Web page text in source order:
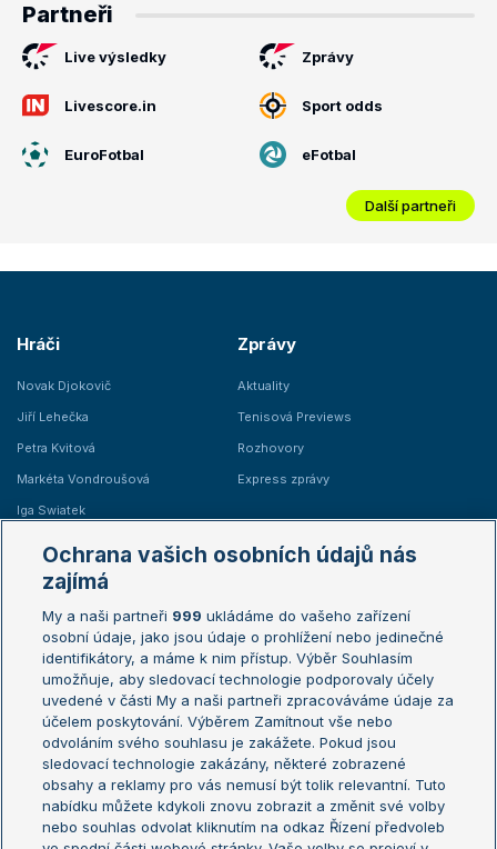
Partneři
Live výsledky Zprávy
Livescore.in Sport odds
EuroFotbal eFotbal
Další partneři
Hráči
Novak Djokovič
Jiří Lehečka
Petra Kvitová
Markéta Vondroušová
Iga Swiatek
Zprávy
Aktuality
Tenisová Previews
Rozhovory
Express zprávy
Žebříčky
Žebříček ATP (muži)
Žebříček WTA (ženy)
Sázkařský žebříček
Australian Open
French Open
Wimbledon
US Open
Turnaj mistrů
Turnaj mistryň
Aktualní trendy
Ochrana vašich osobních údajů nás
zajímá
My a naši partneři 999 ukládáme do vašeho zařízení
osobní údaje, jako jsou údaje o prohlížení nebo jedinečné
identifikátory, a máme k nim přístup. Výběr Souhlasím
umožňuje, aby sledovací technologie podporovaly účely
uvedené v části My a naši partneři zpracováváme údaje za
účelem poskytování. Výběrem Zamítnout vše nebo
odvoláním svého souhlasu je zakážete. Pokud jsou
sledovací technologie zakázány, některé zobrazené
obsahy a reklamy pro vás nemusí být tolik relevantní. Tuto
nabídku můžete kdykoli znovu zobrazit a změnit své volby
nebo souhlas odvolat kliknutím na odkaz Řízení předvoleb